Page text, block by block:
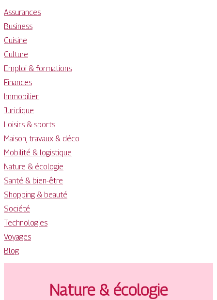
Assurances
Business
Cuisine
Culture
Emploi & formations
Finances
Immobilier
Juridique
Loisirs & sports
Maison, travaux & déco
Mobilité & logistique
Nature & écologie
Santé & bien-être
Shopping & beauté
Société
Technologies
Voyages
Blog
Nature & écologie